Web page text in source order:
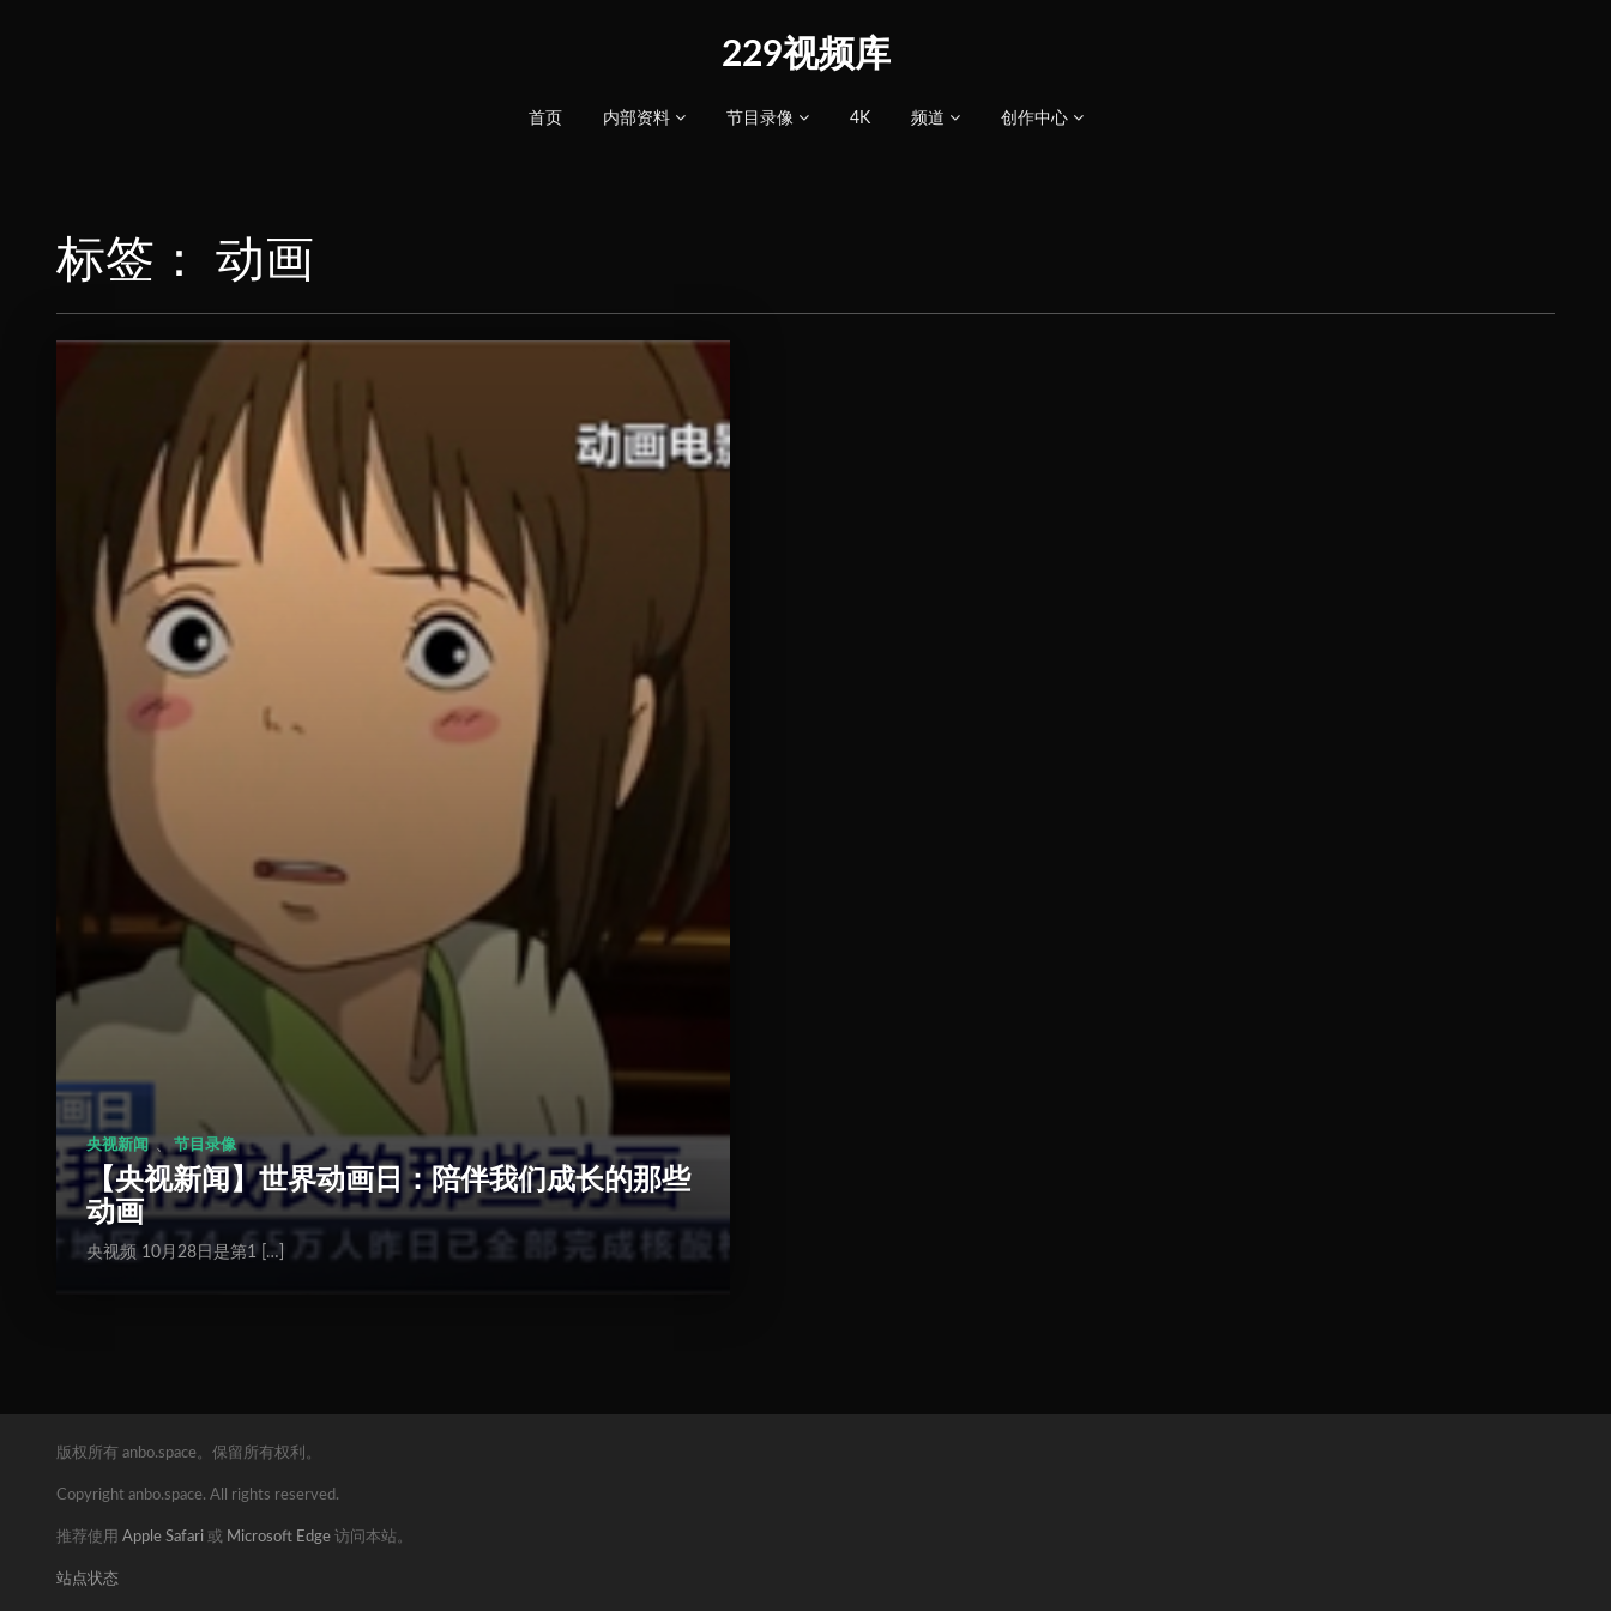
229视频库
首页 内部资料 节目录像 4K 频道 创作中心
标签： 动画
央视新闻 、 节目录像
【央视新闻】世界动画日：陪伴我们成长的那些
动画
央视频 10月28日是第1 […]
版权所有 anbo.space。保留所有权利。
Copyright anbo.space. All rights reserved.
推荐使用 Apple Safari 或 Microsoft Edge访问本站。
站点状态